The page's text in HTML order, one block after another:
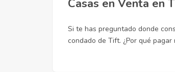
Casas en Venta en
Si te has preguntado donde
condado de Tift. ¿Por qué